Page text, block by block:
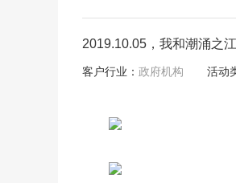
2019.10.05，我和潮涌之
客户行业： 政府机构 活动